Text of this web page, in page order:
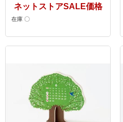
ネットストアSALE価格
在庫 〇